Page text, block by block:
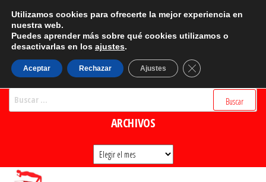
Saltar
contenido
CATEGORÍAS
Categorías
BUSCADOR
ARCHIVOS
Archivos
Utilizamos cookies para ofrecerte la mejor experiencia en
nuestra web.
Puedes aprender más sobre qué cookies utilizamos o
desactivarlas en los ajustes.
Aceptar Rechazar Ajustes Cerrar el banner